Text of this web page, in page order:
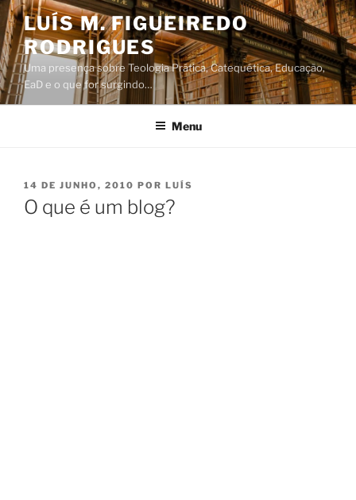
Saltar
para
o
conteúdo
LUÍS M. FIGUEIREDO
RODRIGUES
Uma presença sobre Teologia Prática, Catequética, Educação,
EaD e o que for surgindo…
Menu
PUBLICADO
EM
14 DE JUNHO, 2010 POR LUÍS
O que é um blog?